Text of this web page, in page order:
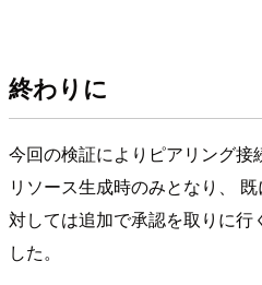
終わりに
今回の検証によりピアリング
リソース生成時のみとなり、
対しては追加で承認を取りに行
した。